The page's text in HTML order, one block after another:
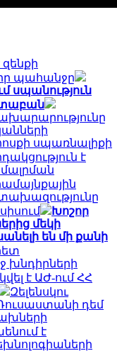
պահանջը
սպանություն
սպառնալիքի
է
Խոշոր
մեկի
են մի քանի
խնդիրների
է ԱԺ-ում ՀՀ
Զելենսկու
դեմ
է